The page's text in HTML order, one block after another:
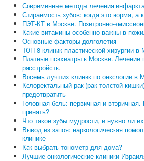
Современные методы лечения инфаркта
Стираемость зубов: когда это норма, а
ПЭТ-КТ в Москве. Позитронно-
Какие витамины особенно важны в
Основные факторы долголетия
ТОП-8 клиник пластической хирургии в
Платные психиатры в Москве. Лечение
расстройств.
Восемь лучших клиник по онкологии в
Колоректальный рак (рак толстой
предотвратить
Головная боль: первичная и вторичная.
принять?
Что такое зубы мудрости, и нужно ли
Вывод из запоя: наркологическая
клинике
Как выбрать тонометр для дома?
Лучшие онкологические клиники